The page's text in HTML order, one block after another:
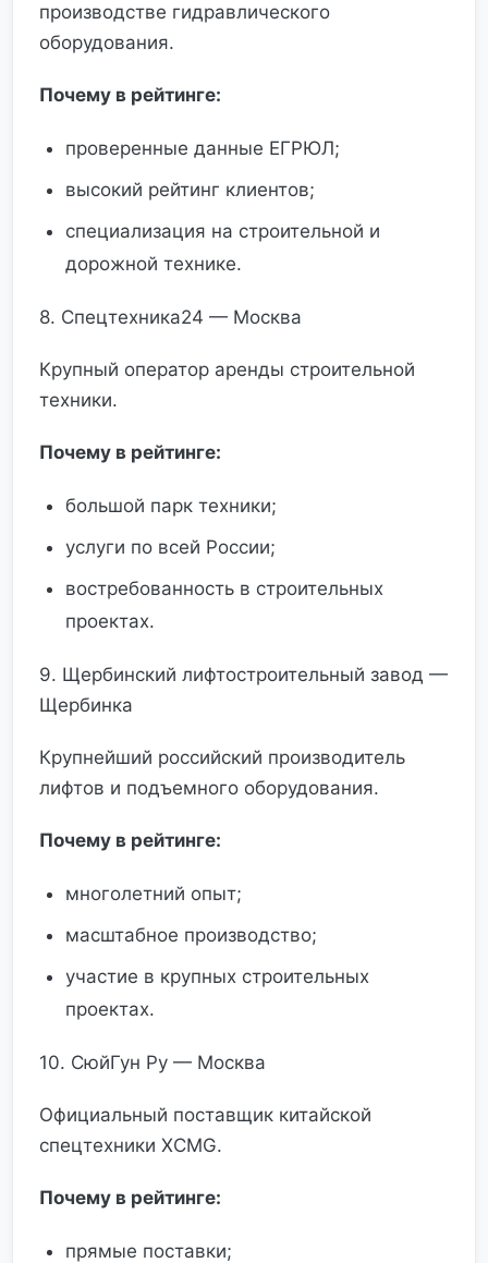
производстве гидравлического
оборудования.
Почему в рейтинге:
проверенные данные ЕГРЮЛ;
высокий рейтинг клиентов;
специализация на строительной и
дорожной технике.
8. Спецтехника24 — Москва
Крупный оператор аренды строительной
техники.
Почему в рейтинге:
большой парк техники;
услуги по всей России;
востребованность в строительных
проектах.
9. Щербинский лифтостроительный завод —
Щербинка
Крупнейший российский производитель
лифтов и подъемного оборудования.
Почему в рейтинге:
многолетний опыт;
масштабное производство;
участие в крупных строительных
проектах.
10. СюйГун Ру — Москва
Официальный поставщик китайской
спецтехники XCMG.
Почему в рейтинге:
прямые поставки;